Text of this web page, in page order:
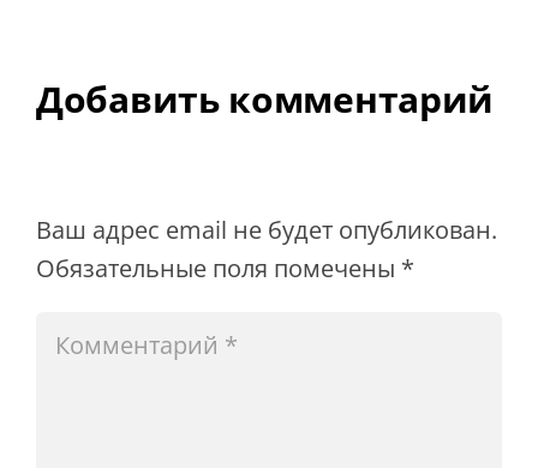
Добавить комментарий
Ваш адрес email не будет опубликован.
Обязательные поля помечены *